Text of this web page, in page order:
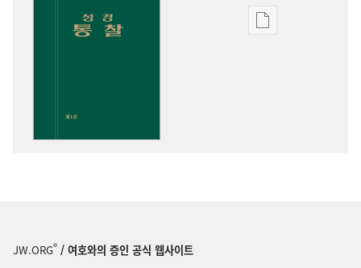
출판물
JW.ORG® / 여호와의 증인 공식 웹사이트